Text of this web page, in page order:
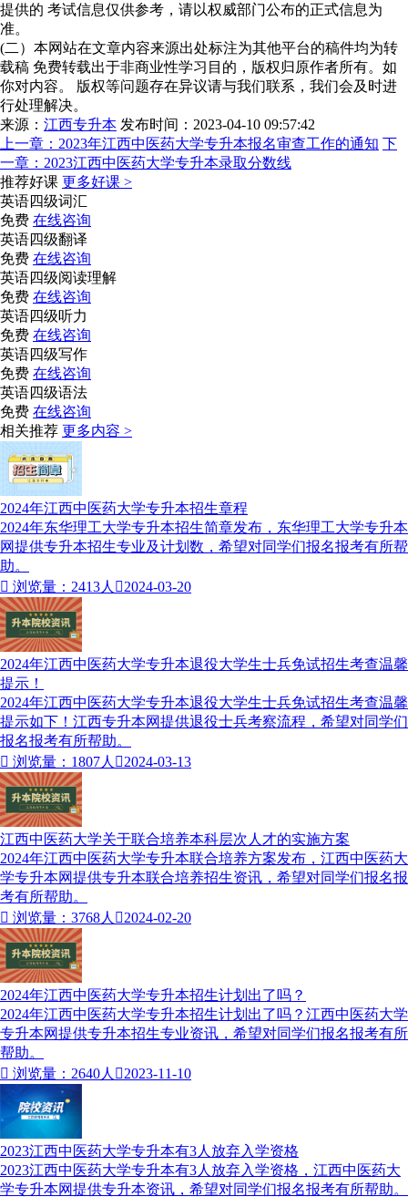
提供的 考试信息仅供参考，请以权威部门公布的正式信息为
准。
(二）本网站在文章内容来源出处标注为其他平台的稿件均为转
载稿 免费转载出于非商业性学习目的，版权归原作者所有。如
你对内容。 版权等问题存在异议请与我们联系，我们会及时进
行处理解决。
来源： 江西专升本 发布时间：2023-04-10 09:57:42
上一章： 2023年江西中医药大学专升本报名审查工作的通知 下
一章： 2023江西中医药大学专升本录取分数线
推荐好课 更多好课 >
英语四级词汇
免费 在线咨询
英语四级翻译
免费 在线咨询
英语四级阅读理解
免费 在线咨询
英语四级听力
免费 在线咨询
英语四级写作
免费 在线咨询
英语四级语法
免费 在线咨询
相关推荐 更多内容 >
2024年江西中医药大学专升本招生章程
2024年东华理工大学专升本招生简章发布，东华理工大学专升本
网提供专升本招生专业及计划数，希望对同学们报名报考有所帮
助。
 浏览量：2413人 2024-03-20
2024年江西中医药大学专升本退役大学生士兵免试招生考查温馨
提示！
2024年江西中医药大学专升本退役大学生士兵免试招生考查温馨
提示如下！江西专升本网提供退役士兵考察流程，希望对同学们
报名报考有所帮助。
 浏览量：1807人 2024-03-13
江西中医药大学关于联合培养本科层次人才的实施方案
2024年江西中医药大学专升本联合培养方案发布，江西中医药大
学专升本网提供专升本联合培养招生资讯，希望对同学们报名报
考有所帮助。
 浏览量：3768人 2024-02-20
2024年江西中医药大学专升本招生计划出了吗？
2024年江西中医药大学专升本招生计划出了吗？江西中医药大学
专升本网提供专升本招生专业资讯，希望对同学们报名报考有所
帮助。
 浏览量：2640人 2023-11-10
2023江西中医药大学专升本有3人放弃入学资格
2023江西中医药大学专升本有3人放弃入学资格，江西中医药大
学专升本网提供专升本资讯，希望对同学们报名报考有所帮助。